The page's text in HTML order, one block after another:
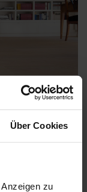
Über Cookies
zu